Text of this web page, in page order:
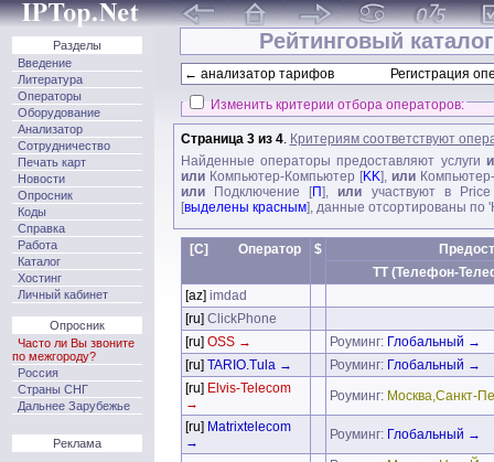
Разделы
Введение
Литература
Операторы
Оборудование
Анализатор
Сотрудничество
Печать карт
Новости
Опросник
Коды
Справка
Работа
Каталог
Хостинг
Личный кабинет
Опросник
Часто ли Вы звоните
по межгороду?
Россия
Страны СНГ
Дальнее Зарубежье
Реклама
Рейтинговый
← анализатор тарифов Регистрация
Изменить критерии отбора операторов:
Страница 3 из 4. Критериям соответствуют
Найденные операторы предоставляют услуги
илиКомпьютер-Компьютер [KK], или
илиПодключение [П],или участвуют в
[выделены красным], данные отсортированы по
[C] Оператор $
TT (Телефон-
[az] imdad
[ru] ClickPhone
[ru] OSS → Роуминг: Глобальный →
[ru] TARIO.Tula → Роуминг: Глобальный →
[ru] Elvis-Telecom
→
Роуминг: Москва,Санкт-
[ru] Matrixtelecom
→
Роуминг: Глобальный →